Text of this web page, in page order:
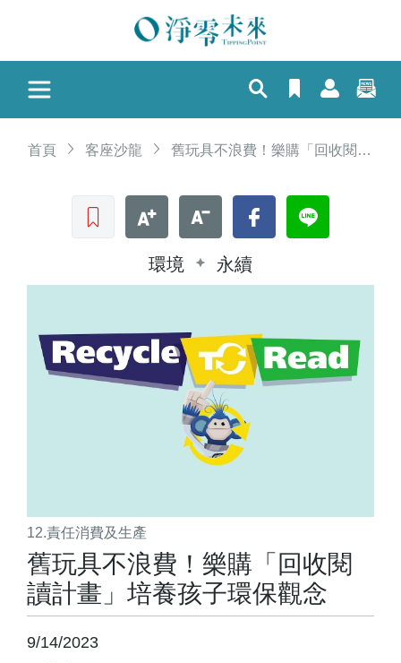
首頁 客座沙龍 舊玩具不浪費！樂購「回收閱讀計畫」培養孩子環保觀念
收藏文章 文字加大 文字縮小 Facebook
環境 永續
12.責任消費及生產
舊玩具不浪費！樂購「回收閱
讀計畫」培養孩子環保觀念
9/14/2023